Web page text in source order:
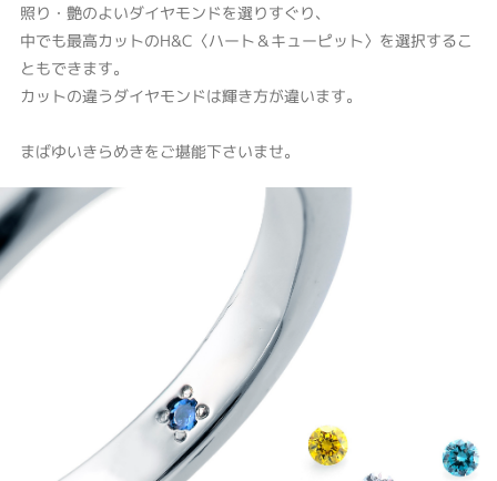
照り・艶のよいダイヤモンドを選りすぐり、
中でも最高カットのH&C〈ハート＆キューピット〉を選択するこ
ともできます。
カットの違うダイヤモンドは輝き方が違います。
まばゆいきらめきをご堪能下さいませ。